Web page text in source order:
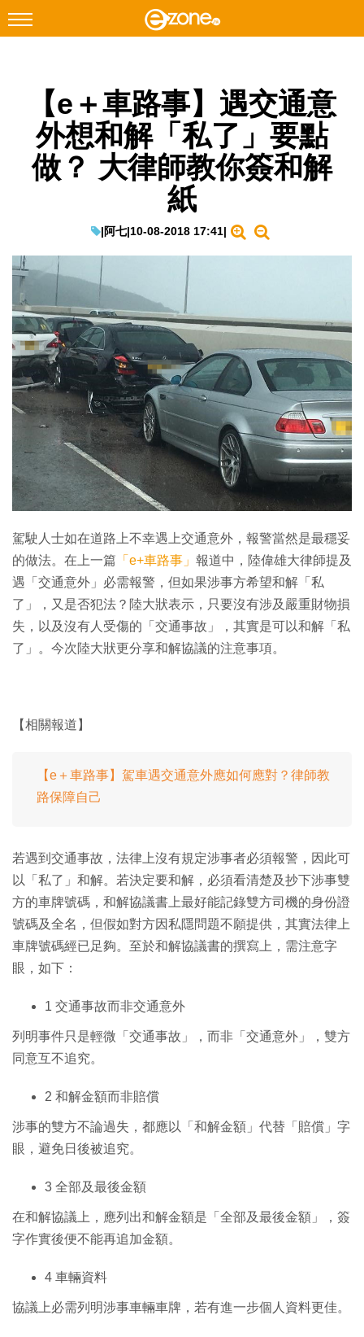
Facebook Instagram
科技焦點
網絡生活
EduTech
IT Times
生成式AI與雲端應用
Enterprise Digital Transformation
特集
【e＋車路事】遇交通意
外想和解「私了」要點
做？ 大律師教你簽和解
紙
|阿七|10-08-2018 17:41|
駕駛人士如在道路上不幸遇上交通意外，報警當然是最穩妥
的做法。在上一篇 「e+車路事」 報道中，陸偉雄大律師提及
遇「交通意外」必需報警，但如果涉事方希望和解「私
了」，又是否犯法？陸大狀表示，只要沒有涉及嚴重財物損
失，以及沒有人受傷的「交通事故」，其實是可以和解「私
了」。今次陸大狀更分享和解協議的注意事項。
【相關報道】
【e＋車路事】駕車遇交通意外應如何應對？律師教
路保障自己
若遇到交通事故，法律上沒有規定涉事者必須報警，因此可
以「私了」和解。若決定要和解，必須看清楚及抄下涉事雙
方的車牌號碼，和解協議書上最好能記錄雙方司機的身份證
號碼及全名，但假如對方因私隱問題不願提供，其實法律上
車牌號碼經已足夠。至於和解協議書的撰寫上，需注意字
眼，如下：
1 交通事故而非交通意外
列明事件只是輕微「交通事故」，而非「交通意外」，雙方
同意互不追究。
2 和解金額而非賠償
涉事的雙方不論過失，都應以「和解金額」代替「賠償」字
眼，避免日後被追究。
3 全部及最後金額
在和解協議上，應列出和解金額是「全部及最後金額」，簽
字作實後便不能再追加金額。
4 車輛資料
協議上必需列明涉事車輛車牌，若有進一步個人資料更佳。